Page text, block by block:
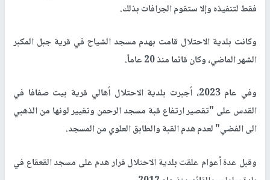
فقط لتنفيذه وإلا ستقوم الجرافات بذلك.
وكانت بلدية الاحتلال قامت بهدم مسجد الشياح في قرية جبل المكبر
الشهر الماضي، وكان قائما منذ 20 عاماً.
وفي عام 2023، أجبرت بلدية الاحتلال أهالي قرية بيت صفافا في
القدس على "تقصير ارتفاع قبة مسجد الرحمن وتغيير لونها من الذهبي
الى الفضي" لعدم هدم القبة والطابق العلوي من المسجد.
وقبل عدة أعوام علقت بلدية الاحتلال قرار هدم على مسجد القعقاع في